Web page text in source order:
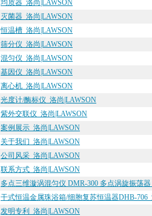
均质器_洛尚|LAWSON
灭菌器_洛尚|LAWSON
恒温槽_洛尚|LAWSON
筛分仪_洛尚|LAWSON
混匀仪_洛尚|LAWSON
基因仪_洛尚|LAWSON
离心机_洛尚|LAWSON
光度计/酶标仪_洛尚|LAWSON
紫外交联仪_洛尚|LAWSON
案例展示_洛尚|LAWSON
关于我们_洛尚|LAWSON
公司风采_洛尚|LAWSON
联系方式_洛尚|LAWSON
多点三维漩涡混匀仪 DMR-300 多点涡旋振荡
干式恒温金属珠浴箱/细胞复苏恒温器DHB-
发明专利_洛尚|LAWSON